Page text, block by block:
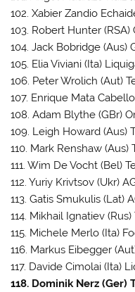
102. Xabier Zandio
103. Robert Hunter
104. Jack Bobridge (Aus)
105. Elia Viviani (Ita)
106. Peter Wrolich (Aut)
107. Enrique Mata
108. Adam Blythe (GBr)
109. Leigh Howard (Aus)
110. Mark Renshaw
111. Wim De Vocht (Bel)
112. Yuriy Krivtsov (Ukr)
113. Gatis Smukulis (Lat)
114. Mikhail Ignatiev
115. Michele Merlo (Ita)
116. Markus Eibegger
117. Davide Cimolai (Ita)
118. Dominik Nerz (Ger)